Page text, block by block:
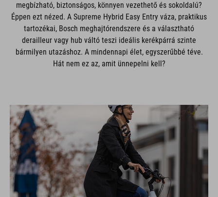
megbízható, biztonságos, könnyen vezethető és sokoldalú?
Éppen ezt nézed. A Supreme Hybrid Easy Entry váza, praktikus
tartozékai, Bosch meghajtórendszere és a választható
derailleur vagy hub váltó teszi ideális kerékpárrá szinte
bármilyen utazáshoz. A mindennapi élet, egyszerűbbé téve.
Hát nem ez az, amit ünnepelni kell?